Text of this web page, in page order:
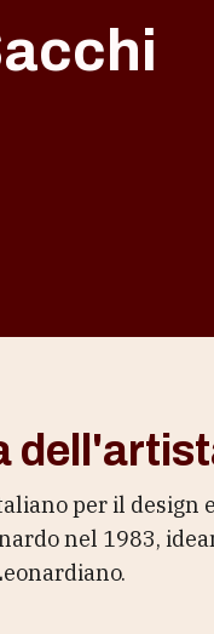
per il design
nel 1983,